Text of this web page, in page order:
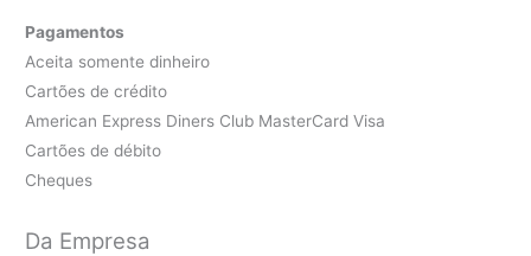
Pagamentos
Aceita somente dinheiro
Cartões de crédito
American Express Diners Club MasterCard Visa
Cartões de débito
Cheques
Da Empresa